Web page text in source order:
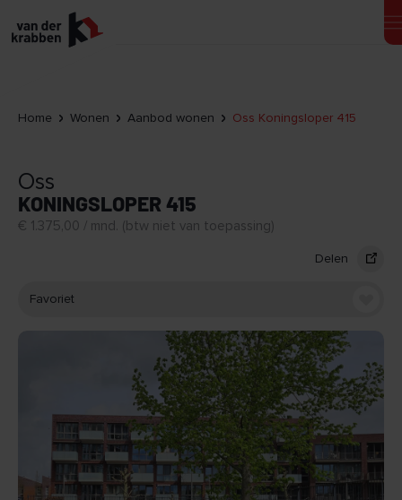
Home Wonen Aanbod wonen Oss Koningsloper 415
Oss
KONINGSLOPER 415
€ 1.375,00 / mnd. (btw niet van toepassing)
Delen
Favoriet